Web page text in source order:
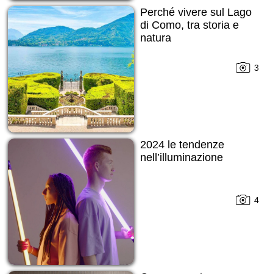
Perché vivere sul Lago
di Como, tra storia e
natura
3
2024 le tendenze
nell’illuminazione
4